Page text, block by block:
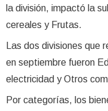
la división, impactó la
cereales y Frutas.
Las dos divisiones que
en septiembre fueron
electricidad y Otros
Por categorías, los